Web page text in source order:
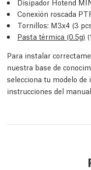
Disipador Hotend
Conexión roscada
Tornillos: M3x4 (3
Pasta térmica (0.5g)
Para instalar
nuestra base de
selecciona tu modelo
instrucciones del